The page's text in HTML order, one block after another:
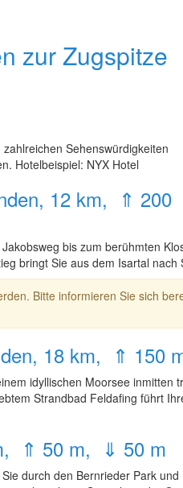
zur Zugspitze
Sehenswürdigkeiten
Hotelbeispiel: NYX Hotel
12 km, ⇑ 200
bis zum berühmten
bringt Sie aus dem Isartal
Bitte informieren Sie sich
18 km, ⇑ 150
idyllischen Moorsee
Strandbad Feldafing führt
⇑ 50 m, ⇓ 50 m
durch den Bernrieder Park